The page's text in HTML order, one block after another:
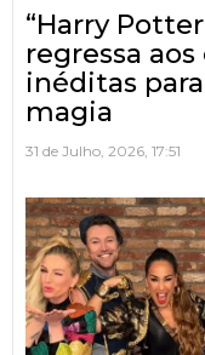
“Harry
regressa
inéditas
magia
31 de Julho, 2026, 17:51